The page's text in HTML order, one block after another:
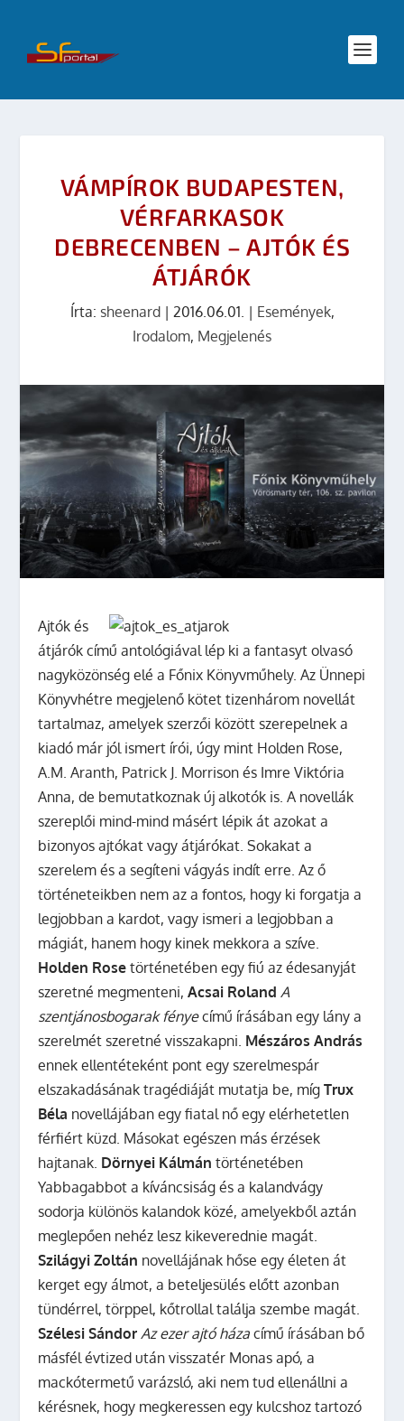
VÁMPÍROK BUDAPESTEN,
VÉRFARKASOK
DEBRECENBEN – AJTÓK ÉS
ÁTJÁRÓK
Írta: sheenard| 2016.06.01. | Események,
Irodalom, Megjelenés
Ajtók és
átjárók című antológiával lép ki a fantasyt olvasó
nagyközönség elé a Főnix Könyvműhely. Az Ünnepi
Könyvhétre megjelenő kötet tizenhárom novellát
tartalmaz, amelyek szerzői között szerepelnek a
kiadó már jól ismert írói, úgy mint Holden Rose,
A.M. Aranth, Patrick J. Morrison és Imre Viktória
Anna, de bemutatkoznak új alkotók is. A novellák
szereplői mind-mind másért lépik át azokat a
bizonyos ajtókat vagy átjárókat. Sokakat a
szerelem és a segíteni vágyás indít erre. Az ő
történeteikben nem az a fontos, hogy ki forgatja a
legjobban a kardot, vagy ismeri a legjobban a
mágiát, hanem hogy kinek mekkora a szíve.
Holden Rose történetében egy fiú az édesanyját
szeretné megmenteni,Acsai Roland A
szentjánosbogarak fényecímű írásában egy lány a
szerelmét szeretné visszakapni. Mészáros András
ennek ellentéteként pont egy szerelmespár
elszakadásának tragédiáját mutatja be, mígTrux
Béla novellájában egy fiatal nő egy elérhetetlen
férfiért küzd. Másokat egészen más érzések
hajtanak. Dörnyei Kálmán történetében
Yabbagabbot a kíváncsiság és a kalandvágy
sodorja különös kalandok közé, amelyekből aztán
meglepően nehéz lesz kikeverednie magát.
Szilágyi Zoltán novellájának hőse egy életen át
kerget egy álmot, a beteljesülés előtt azonban
tündérrel, törppel, kőtrollal találja szembe magát.
Szélesi Sándor Az ezer ajtó háza című írásában bő
másfél évtized után visszatér Monas apó, a
mackótermetű varázsló, aki nem tud ellenállni a
kérésnek, hogy megkeressen egy kulcshoz tartozó